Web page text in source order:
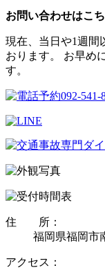
お問い合わせはこ
現在、当日や1週間
おります。 お早め
す。
住 所：
福岡県福岡市
アクセス：